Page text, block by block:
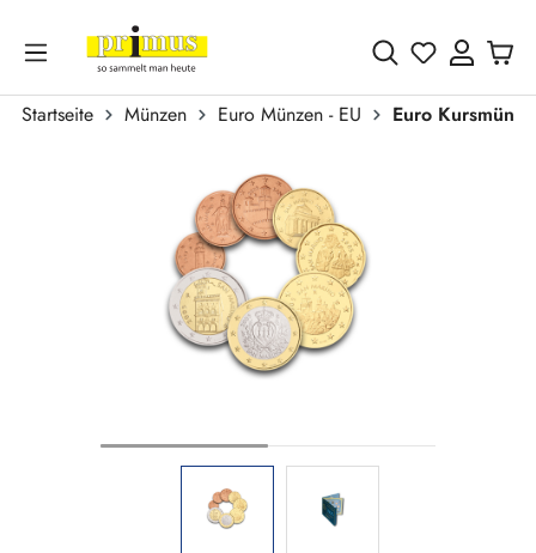
Zum Hauptinhalt springen
Du hast 0
Startseite Münzen Euro Münzen - EU
Euro